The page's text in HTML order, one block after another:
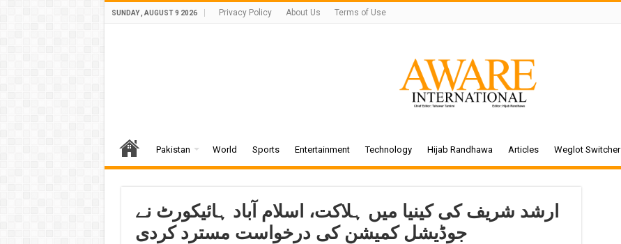
SUNDAY , AUGUST 9 2026 Privacy Policy About Us Terms of Use
Pakistan World Sports Entertainment Technology Hijab Randhawa Articles Weglot Switcher
ارشد شریف کی کینیا میں ہلاکت، اسلام آباد ہائیکورٹ نے
جوڈیشل کمیشن کی درخواست مسترد کردی